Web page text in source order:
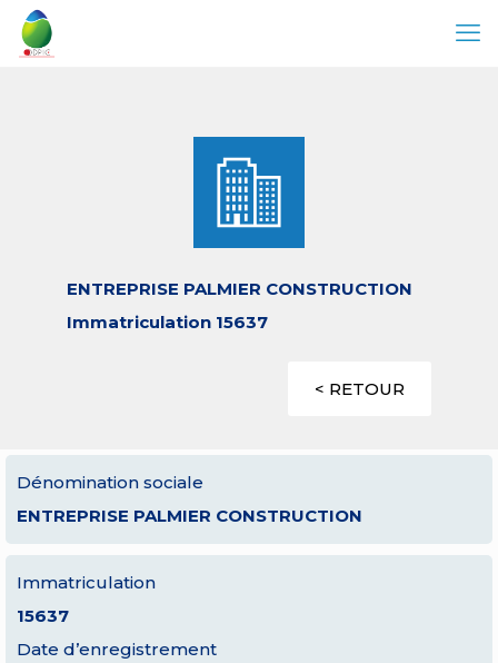
ENTREPRISE PALMIER CONSTRUCTION
Immatriculation 15637
< RETOUR
Dénomination sociale
ENTREPRISE PALMIER CONSTRUCTION
Immatriculation
15637
Date d’enregistrement